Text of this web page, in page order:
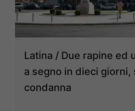
Latina / Due rapine ed
a segno in dieci giorni,
condanna